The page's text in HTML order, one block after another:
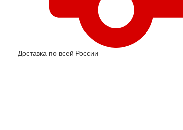
Доставка по всей России